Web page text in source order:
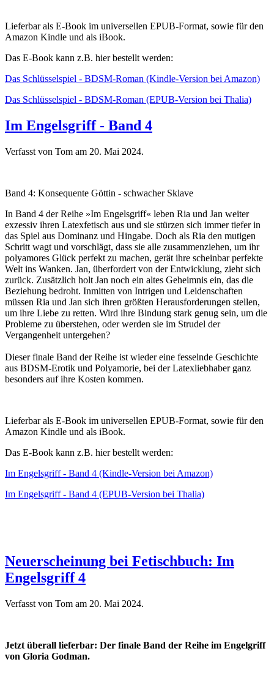
Lieferbar als E-Book im universellen EPUB-Format, sowie für den
Amazon Kindle und als iBook.
Das E-Book kann z.B. hier bestellt werden:
Das Schlüsselspiel - BDSM-Roman (Kindle-Version bei Amazon)
Das Schlüsselspiel - BDSM-Roman (EPUB-Version bei Thalia)
Im Engelsgriff - Band 4
Verfasst von Tom am 20. Mai 2024.
Band 4: Konsequente Göttin - schwacher Sklave
In Band 4 der Reihe »Im Engelsgriff« leben Ria und Jan weiter
exzessiv ihren Latexfetisch aus und sie stürzen sich immer tiefer in
das Spiel aus Dominanz und Hingabe. Doch als Ria den mutigen
Schritt wagt und vorschlägt, dass sie alle zusammenziehen, um ihr
polyamores Glück perfekt zu machen, gerät ihre scheinbar perfekte
Welt ins Wanken. Jan, überfordert von der Entwicklung, zieht sich
zurück. Zusätzlich holt Jan noch ein altes Geheimnis ein, das die
Beziehung bedroht. Inmitten von Intrigen und Leidenschaften
müssen Ria und Jan sich ihren größten Herausforderungen stellen,
um ihre Liebe zu retten. Wird ihre Bindung stark genug sein, um die
Probleme zu überstehen, oder werden sie im Strudel der
Vergangenheit untergehen?
Dieser finale Band der Reihe ist wieder eine fesselnde Geschichte
aus BDSM-Erotik und Polyamorie, bei der Latexliebhaber ganz
besonders auf ihre Kosten kommen.
Lieferbar als E-Book im universellen EPUB-Format, sowie für den
Amazon Kindle und als iBook.
Das E-Book kann z.B. hier bestellt werden:
Im Engelsgriff - Band 4 (Kindle-Version bei Amazon)
Im Engelsgriff - Band 4 (EPUB-Version bei Thalia)
Neuerscheinung bei Fetischbuch: Im
Engelsgriff 4
Verfasst von Tom am 20. Mai 2024.
Jetzt überall lieferbar: Der finale Band der Reihe im Engelgriff
von Gloria Godman.